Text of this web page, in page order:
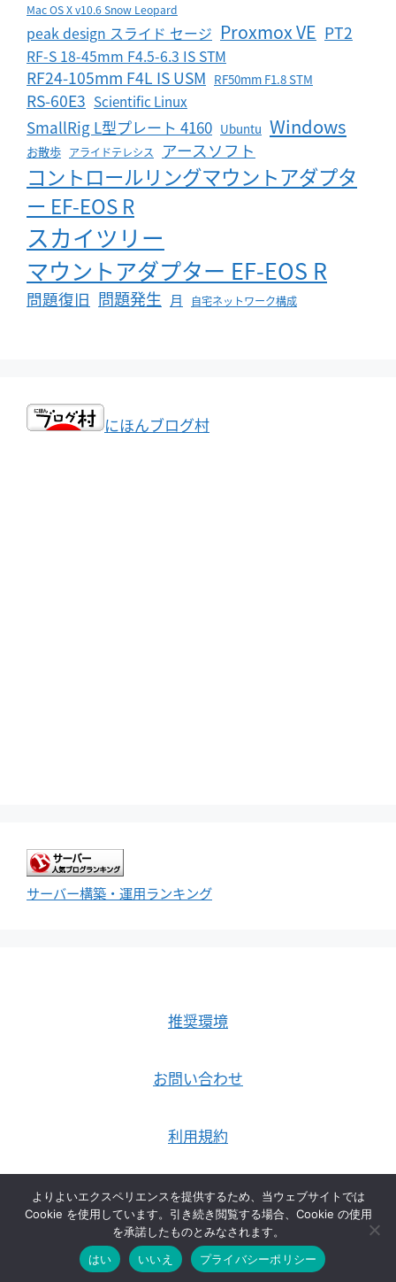
Mac OS X v10.6 Snow Leopard
peak design スライド セージ Proxmox VE PT2
RF-S 18-45mm F4.5-6.3 IS STM
RF24-105mm F4L IS USM RF50mm F1.8 STM
RS-60E3 Scientific Linux
SmallRig L型プレート 4160 Ubuntu Windows
お散歩 アライドテレシス アースソフト
コントロールリングマウントアダプタ
ー EF-EOS R
スカイツリー
マウントアダプター EF-EOS R
問題復旧 問題発生 月 自宅ネットワーク構成
にほんブログ村
サーバー構築・運用ランキング
推奨環境
お問い合わせ
利用規約
プライバシーポリシー
© 2026 sa-sa-ki.jpのblog • Built withGeneratePress
よりよいエクスペリエンスを提供するため、当ウェブサイトでは
Cookie を使用しています。引き続き閲覧する場合、Cookie の使用
を承諾したものとみなされます。
はい
いいえ プライバシーポリシー